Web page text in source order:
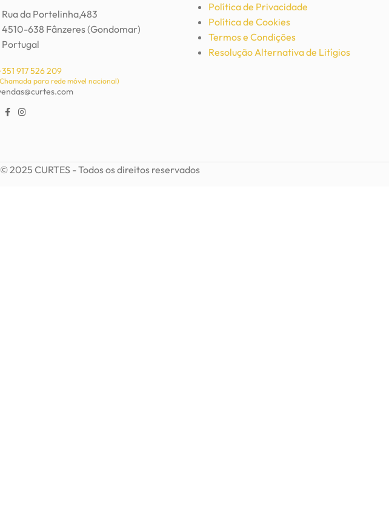
Rua da Portelinha,483
4510-638 Fânzeres (Gondomar)
Portugal
917 526 209
para rede móvel nacional)
Política de Privacidade
Política de Cookies
Termos e Condições
Resolução Alternativa de Litígios
© 2025 CURTES - Todos os direitos reservados